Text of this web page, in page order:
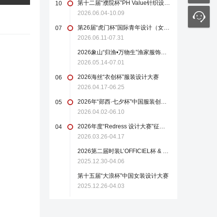
10
第十二届“濮院杯”PH Value针织设计师大赛
2026.06.04-10.09
07
第26届“虎门杯”国际青年设计（女装）大赛
2026.06.11-07.31
2026象山“归渔•万物生”渔家服饰设计大赛
2026.05.14-07.01
06
2026海丝“衣创杯”服装设计大赛
2026.04.17-06.25
05
2026年“郧西·七夕杯”中国服装创新设计大赛
2026.04.02-06.10
04
2026年度“Redress 设计大赛”征稿启事
2026.03.26-04.17
2026第二届时装L’OFFICIEL杯 & 中国轻纺城国际设计大师赛
2025.12.30-04.06
第十五届“大浪杯”中国女装设计大赛
2025.12.26-04.03